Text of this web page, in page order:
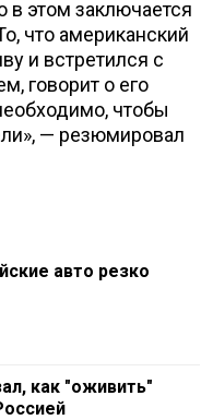
этом заключается
что американский
и встретился с
говорит о его
чтобы
— резюмировал
авто резко
как "оживить"